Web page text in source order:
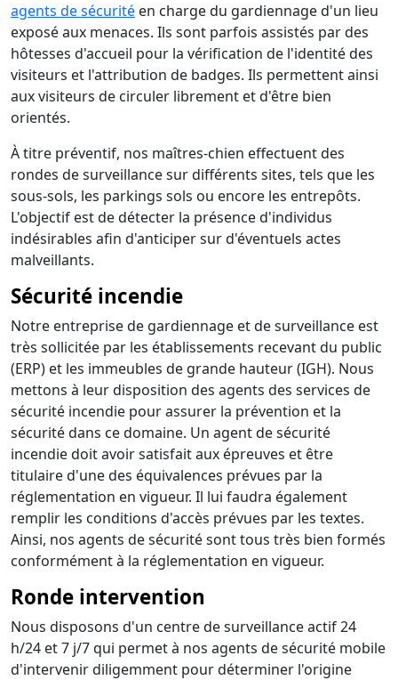
agents de sécurité en charge du gardiennage d'un lieu
exposé aux menaces. Ils sont parfois assistés par des
hôtesses d'accueil pour la vérification de l'identité des
visiteurs et l'attribution de badges. Ils permettent ainsi
aux visiteurs de circuler librement et d'être bien
orientés.
À titre préventif, nos maîtres-chien effectuent des
rondes de surveillance sur différents sites, tels que les
sous-sols, les parkings sols ou encore les entrepôts.
L'objectif est de détecter la présence d'individus
indésirables afin d'anticiper sur d'éventuels actes
malveillants.
Sécurité incendie
Notre entreprise de gardiennage et de surveillance est
très sollicitée par les établissements recevant du public
(ERP) et les immeubles de grande hauteur (IGH). Nous
mettons à leur disposition des agents des services de
sécurité incendie pour assurer la prévention et la
sécurité dans ce domaine. Un agent de sécurité
incendie doit avoir satisfait aux épreuves et être
titulaire d'une des équivalences prévues par la
réglementation en vigueur. Il lui faudra également
remplir les conditions d'accès prévues par les textes.
Ainsi, nos agents de sécurité sont tous très bien formés
conformément à la réglementation en vigueur.
Ronde intervention
Nous disposons d'un centre de surveillance actif 24
h/24 et 7 j/7 qui permet à nos agents de sécurité mobile
d'intervenir diligemment pour déterminer l'origine